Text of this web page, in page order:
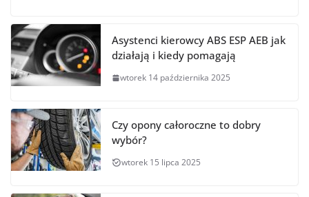
Asystenci kierowcy ABS ESP AEB jak
działają i kiedy pomagają
wtorek 14 października 2025
Czy opony całoroczne to dobry
wybór?
wtorek 15 lipca 2025